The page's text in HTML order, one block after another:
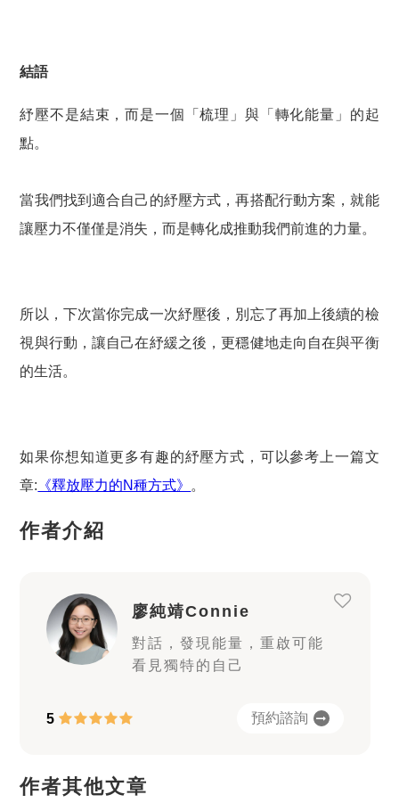
結語
紓壓不是結束，而是一個「梳理」與「轉化能量」的起
點。
當我們找到適合自己的紓壓方式，再搭配行動方案，就能
讓壓力不僅僅是消失，而是轉化成推動我們前進的力量。
所以，下次當你完成一次紓壓後，別忘了再加上後續的檢
視與行動，讓自己在紓緩之後，更穩健地走向自在與平衡
的生活。
如果你想知道更多有趣的紓壓方式，可以參考上一篇文
章: 《釋放壓力的N種方式》 。
作者介紹
廖純靖Connie
對話，發現能量，重啟可能
看見獨特的自己
5 預約諮詢
作者其他文章